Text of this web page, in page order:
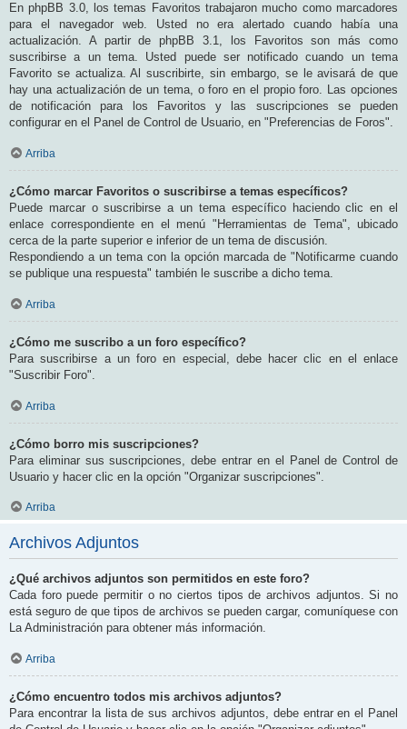
En phpBB 3.0, los temas Favoritos trabajaron mucho como marcadores
para el navegador web. Usted no era alertado cuando había una
actualización. A partir de phpBB 3.1, los Favoritos son más como
suscribirse a un tema. Usted puede ser notificado cuando un tema
Favorito se actualiza. Al suscribirte, sin embargo, se le avisará de que
hay una actualización de un tema, o foro en el propio foro. Las opciones
de notificación para los Favoritos y las suscripciones se pueden
configurar en el Panel de Control de Usuario, en "Preferencias de Foros".
Arriba
¿Cómo marcar Favoritos o suscribirse a temas específicos?
Puede marcar o suscribirse a un tema específico haciendo clic en el
enlace correspondiente en el menú "Herramientas de Tema", ubicado
cerca de la parte superior e inferior de un tema de discusión.
Respondiendo a un tema con la opción marcada de "Notificarme cuando
se publique una respuesta" también le suscribe a dicho tema.
Arriba
¿Cómo me suscribo a un foro específico?
Para suscribirse a un foro en especial, debe hacer clic en el enlace
"Suscribir Foro".
Arriba
¿Cómo borro mis suscripciones?
Para eliminar sus suscripciones, debe entrar en el Panel de Control de
Usuario y hacer clic en la opción "Organizar suscripciones".
Arriba
Archivos Adjuntos
¿Qué archivos adjuntos son permitidos en este foro?
Cada foro puede permitir o no ciertos tipos de archivos adjuntos. Si no
está seguro de que tipos de archivos se pueden cargar, comuníquese con
La Administración para obtener más información.
Arriba
¿Cómo encuentro todos mis archivos adjuntos?
Para encontrar la lista de sus archivos adjuntos, debe entrar en el Panel